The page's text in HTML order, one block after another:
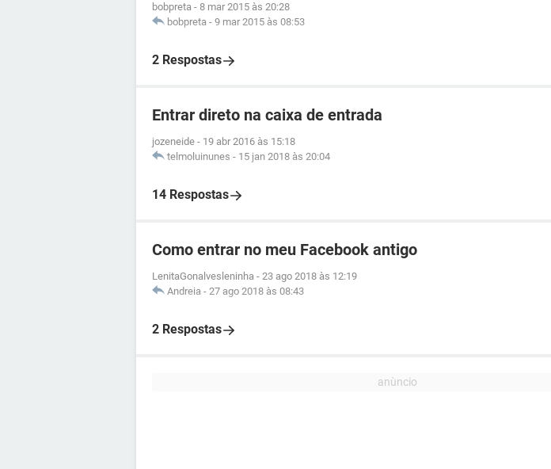
bobpreta - 8 mar 2015 às 20:28
bobpreta - 9 mar 2015 às 08:53
2 Respostas
Entrar direto na caixa de entrada
jozeneide - 19 abr 2016 às 15:18
telmoluinunes - 15 jan 2018 às 20:04
14 Respostas
Como entrar no meu Facebook antigo
LenitaGonalvesleninha - 23 ago 2018 às 12:19
Andreia - 27 ago 2018 às 08:43
2 Respostas